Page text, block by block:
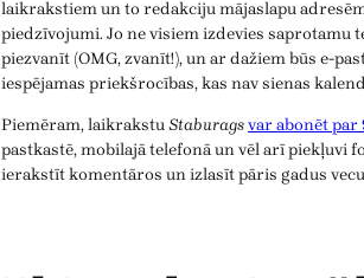
laikrakstiem un to redakciju mājaslapu
piedzīvojumi. Jo ne visiem izdevies
piezvanīt (OMG, zvanīt!), un ar dažiem būs e-
iespējamas priekšrocības, kas nav sienas
Piemēram, laikrakstuStaburagsvar abonēt par
pastkastē, mobilajā telefonā un vēl arī piekļuvi
ierakstīt komentāros un izlasīt pāris gadus